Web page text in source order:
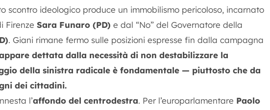
scontro ideologico produce un immobilismo pericoloso, incarnato
Firenze Sara Funaro (PD) e dal “No” del Governatore della
. Giani rimane fermo sulle posizioni espresse fin dalla campagna
dettata dalla necessità di non destabilizzare la
della sinistra radicale è fondamentale — piuttosto che da
dei cittadini.
l’affondo del centrodestra. Per l’europarlamentare Paolo